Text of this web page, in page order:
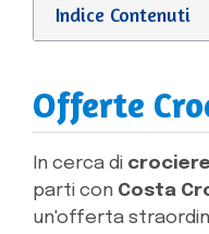
Indice Contenuti
Offerte
In cerca di
parti con Costa
un'offerta